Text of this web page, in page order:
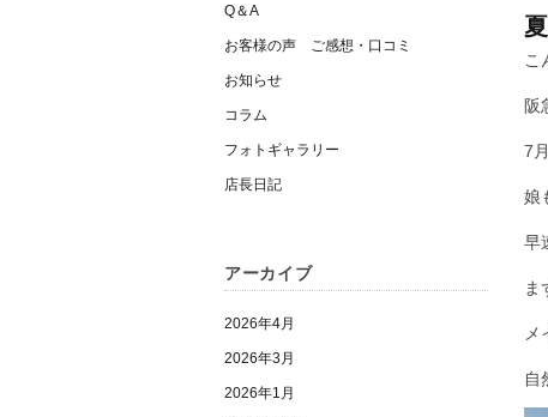
Q＆A
お客様の声 ご感想・口コミ
お知らせ
コラム
フォトギャラリー
店長日記
アーカイブ
2026年4月
2026年3月
2026年1月
こ
阪
7
娘
早
自